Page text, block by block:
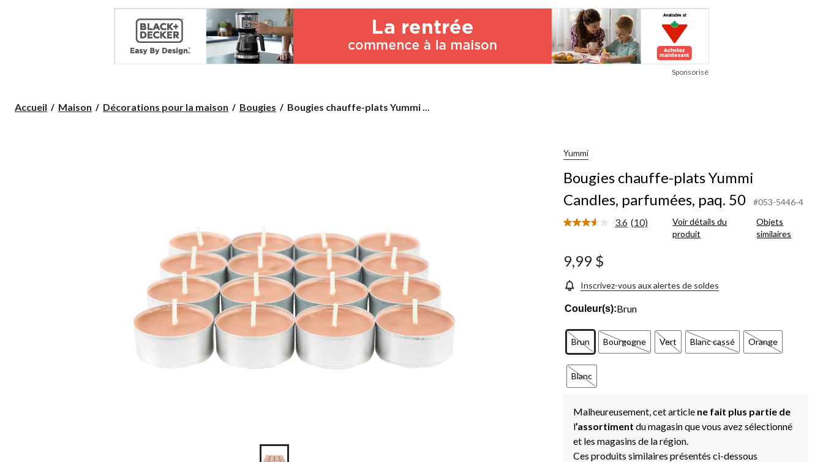
Sponsorisé
Accueil Maison Décorations pour la maison Bougies
Bougies
Bougies chauffe-plats Yummi ...
Yummi
Bougies chauffe-plats Yummi
Candles, parfumées, paq. 50
#053-5446-4
3.6 Lire
la
page.
(10)
Voir détails du
produit
Objets
similaires
9,99 $
Inscrivez-vous aux alertes de soldes
Couleur(s):Brun
Brun Bourgogne Vert Blanc cassé Orange
Blanc
Malheureusement, cet article ne fait plus partie de
l’assortiment du magasin que vous avez sélectionné
et les magasins de la région.
Ces produits similaires présentés ci-dessous